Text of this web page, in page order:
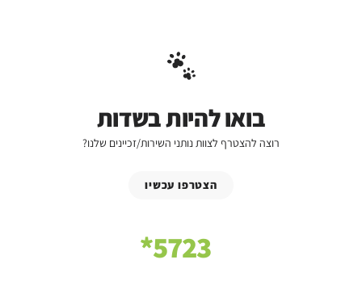
בואו להיות בשדות
רוצה להצטרף לצוות נותני השירות/זכיינים שלנו?
הצטרפו עכשיו
5723*